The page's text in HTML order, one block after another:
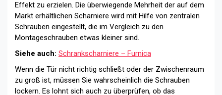
Effekt zu erzielen. Die überwiegende Mehrheit der auf dem
Markt erhältlichen Scharniere wird mit Hilfe von zentralen
Schrauben eingestellt, die im Vergleich zu den
Montageschrauben etwas kleiner sind.
Siehe auch: Schrankscharniere – Furnica
Wenn die Tür nicht richtig schließt oder der Zwischenraum
zu groß ist, müssen Sie wahrscheinlich die Schrauben
lockern. Es lohnt sich auch zu überprüfen, ob das